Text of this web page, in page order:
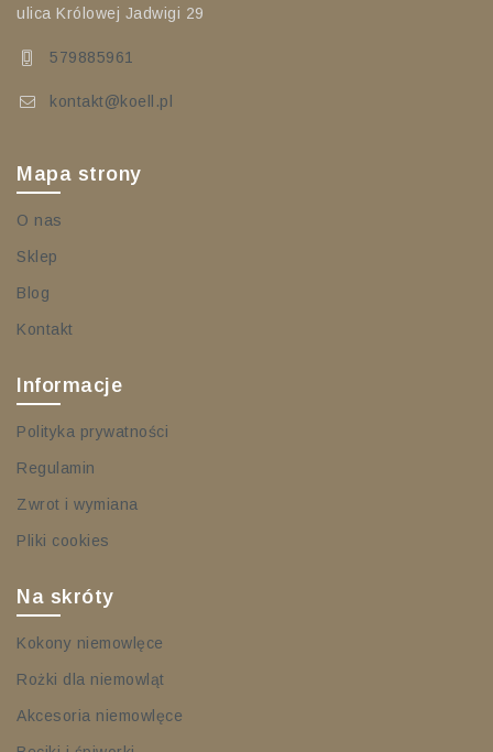
ulica Królowej Jadwigi 29
579885961
kontakt@koell.pl
Mapa strony
O nas
Sklep
Blog
Kontakt
Informacje
Polityka prywatności
Regulamin
Zwrot i wymiana
Pliki cookies
Na skróty
Kokony niemowlęce
Rożki dla niemowląt
Akcesoria niemowlęce